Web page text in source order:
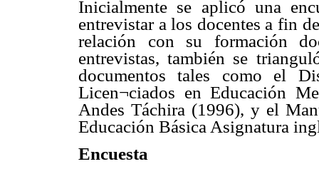
Inicialmente se aplicó una
entrevistar a los docentes a fin
relación con su formación
entrevistas, también se
documentos tales como el
Licen¬ciados en Educación
Andes Táchira (1996), y el
Educación Básica Asignatura
Encuesta